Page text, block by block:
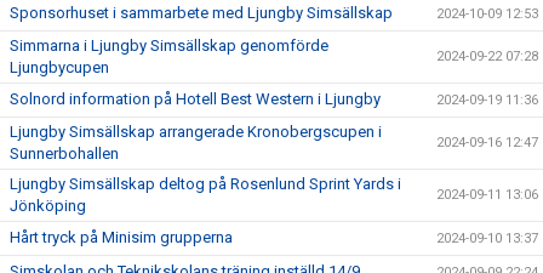
Sponsorhuset i sammarbete med Ljungby Simsällskap 2024-10-09 12:53
Simmarna i Ljungby Simsällskap genomförde
Ljungbycupen
2024-09-22 07:28
Solnord information på Hotell Best Western i Ljungby 2024-09-19 11:36
Ljungby Simsällskap arrangerade Kronobergscupen i
Sunnerbohallen
2024-09-16 12:47
Ljungby Simsällskap deltog på Rosenlund Sprint Yards i
Jönköping
2024-09-11 13:06
Hårt tryck på Minisim grupperna 2024-09-10 13:37